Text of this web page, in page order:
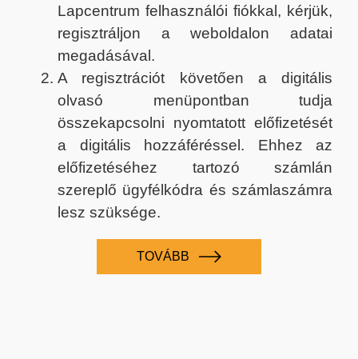
Lapcentrum felhasználói fiókkal, kérjük,
regisztráljon a weboldalon adatai
megadásával.
A regisztrációt követően a digitális
olvasó menüpontban tudja
összekapcsolni nyomtatott előfizetését
a digitális hozzáféréssel. Ehhez az
előfizetéséhez tartozó számlán
szereplő ügyfélkódra és számlaszámra
lesz szüksége.
TOVÁBB